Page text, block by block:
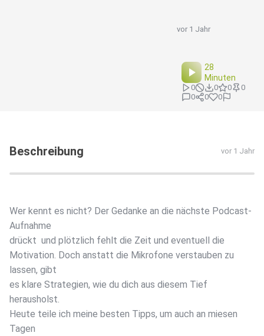
vor 1 Jahr
28
Minuten
0 0 0
0
0
0 0
Beschreibung vor 1 Jahr
Wer kennt es nicht? Der Gedanke an die nächste Podcast-
Aufnahme
drückt und plötzlich fehlt die Zeit und eventuell die
Motivation. Doch anstatt die Mikrofone verstauben zu
lassen, gibt
es klare Strategien, wie du dich aus diesem Tief
herausholst.
Heute teile ich meine besten Tipps, um auch an miesen
Tagen